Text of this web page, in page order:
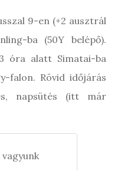
9-en (+2 ausztrál
ba (50Y belépő).
óra alatt Simatai-ba
falon. Rövid időjárás
napsütés (itt már